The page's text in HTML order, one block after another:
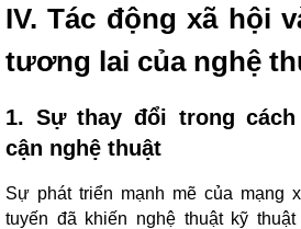
IV. Tác động xã hội
tương lai của nghệ
1. Sự thay đổi trong
cận nghệ thuật
Sự phát triển mạnh mẽ của mạng
tuyến đã khiến nghệ thuật kỹ